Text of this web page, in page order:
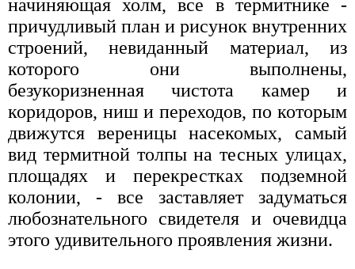
начиняющая холм, все в термитнике -
причудливый план и рисунок внутренних
строений, невиданный материал, из
которого они выполнены,
безукоризненная чистота камер и
коридоров, ниш и переходов, по которым
движутся вереницы насекомых, самый
вид термитной толпы на тесных улицах,
площадях и перекрестках подземной
колонии, - все заставляет задуматься
любознательного свидетеля и очевидца
этого удивительного проявления жизни.